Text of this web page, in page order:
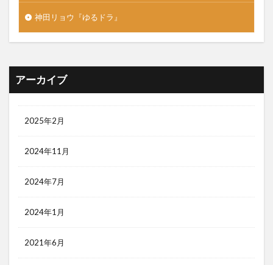
神田リョウ『ゆるドラ』
アーカイブ
2025年2月
2024年11月
2024年7月
2024年1月
2021年6月